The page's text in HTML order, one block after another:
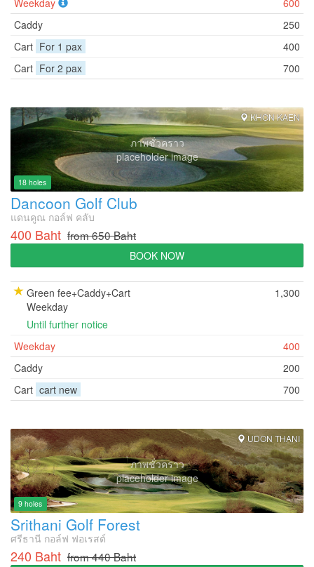
Weekday
600
Caddy
250
Cart For 1 pax
400
Cart For 2 pax 700
ภาพชั่วคราว
placeholder image
KHON KAEN
18 holes
Dancoon Golf Club
แดนคูณ กอล์ฟ คลับ
400 Baht from 650 Baht
BOOK NOW
Green fee+Caddy+Cart
Weekday
Until further notice
1,300
Weekday
400
Caddy
200
Cart cart new 700
ภาพชั่วคราว
placeholder image
UDON THANI
9 holes
Srithani Golf Forest
ศรีธานี กอล์ฟ ฟอเรสต์
240 Baht from 440 Baht